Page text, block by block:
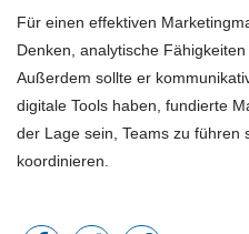
Für einen effektiven
Denken, analytische
Außerdem sollte er
digitale Tools haben, fundierte
der Lage sein, Teams zu führen
koordinieren.